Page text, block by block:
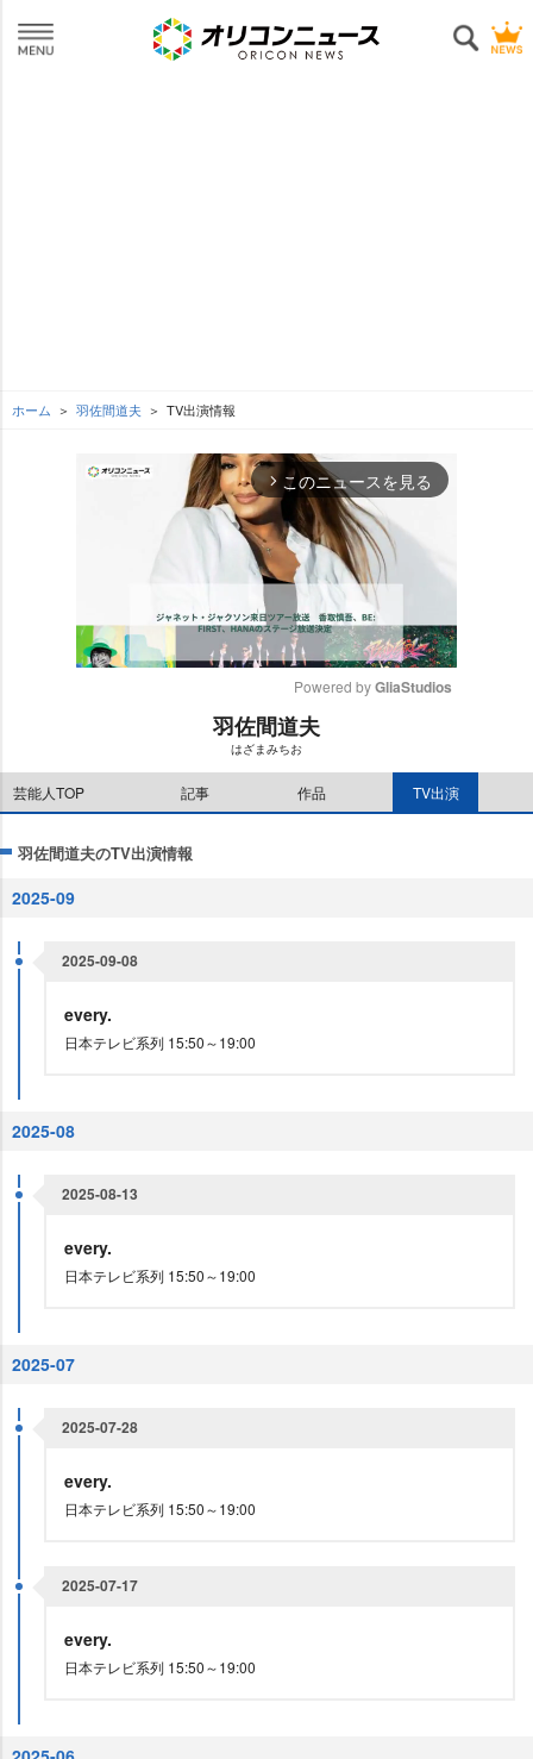
ホーム 羽佐間道夫 TV出演情報
arrow_forward_ios このニュースを見る
Powered by GliaStudios
羽佐間道夫
はざまみちお
芸能人TOP 記事 作品 TV出演
羽佐間道夫のTV出演情報
2025-09
2025-09-08
every.
日本テレビ系列 15:50～19:00
2025-08
2025-08-13
every.
日本テレビ系列 15:50～19:00
2025-07
2025-07-28
every.
日本テレビ系列 15:50～19:00
2025-07-17
every.
日本テレビ系列 15:50～19:00